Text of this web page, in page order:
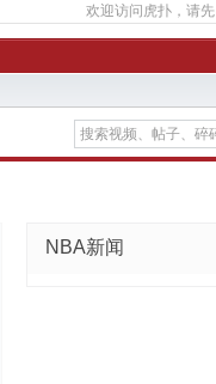
欢迎访问虎扑，请先
NBA新闻